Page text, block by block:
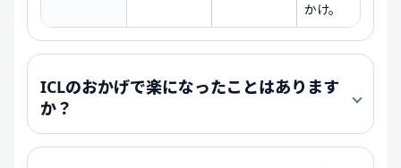
かけ。
ICLのおかげで楽になったことはあります
か？